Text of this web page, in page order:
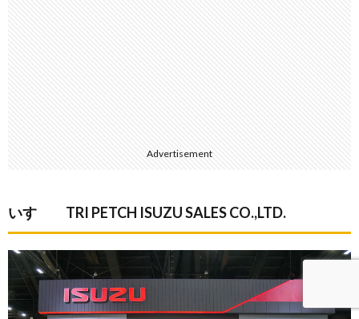
Advertisement
いすゞ TRI PETCH ISUZU SALES CO.,LTD.